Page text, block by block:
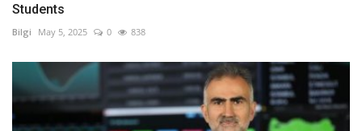
Students
Bilgi May 5, 2025 0 838